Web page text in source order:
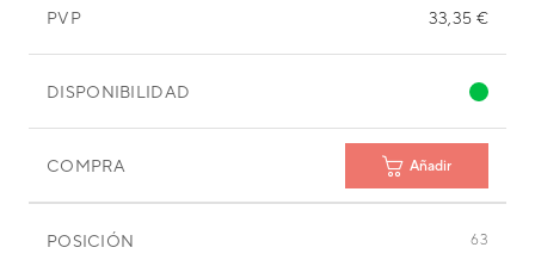
PVP 33,35 €
DISPONIBILIDAD
COMPRA Añadir
POSICIÓN 63